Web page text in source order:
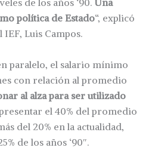
política de Estado“, explicó
Luis Campos.
paralelo, el salario mínimo
con relación al promedio
al alza para ser utilizado
el 40% del promedio
del 20% en la actualidad,
de los años ‘90″.